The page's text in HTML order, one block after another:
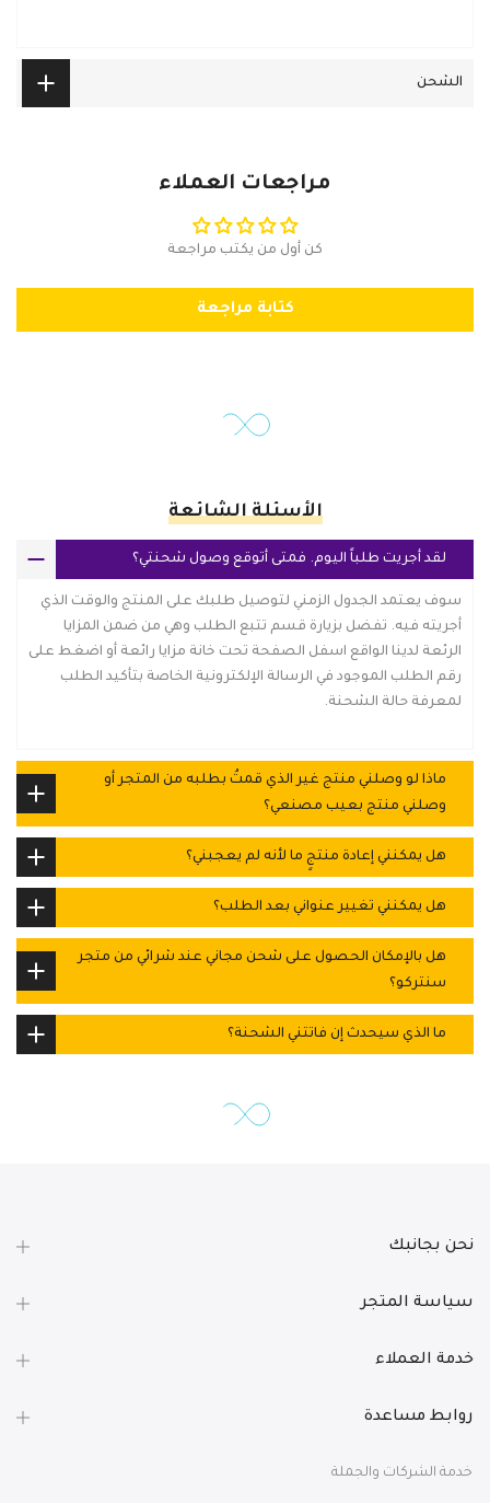
الشحن
مراجعات العملاء
كن أول من يكتب مراجعة
كتابة مراجعة
الأسئلة الشائعة
لقد أجريت طلباً اليوم. فمتى أتوقع وصول شحنتي؟
سوف يعتمد الجدول الزمني لتوصيل طلبك على المنتج والوقت الذي
أجريته فيه. تفضل بزيارة قسم تتبع الطلب وهي من ضمن المزايا
الرئعة لدينا الواقع اسفل الصفحة تحت خانة مزايا رائعة أو اضغط على
رقم الطلب الموجود في الرسالة الإلكترونية الخاصة بتأكيد الطلب
لمعرفة حالة الشحنة.
ماذا لو وصلني منتج غير الذي قمتُ بطلبه من المتجر أو
وصلني منتج بعيب مصنعي؟
هل يمكنني إعادة منتجٍ ما لأنه لم يعجبني؟
هل يمكنني تغيير عنواني بعد الطلب؟
هل بالإمكان الحصول على شحن مجاني عند شرائي من متجر
سنتركو؟
ما الذي سيحدث إن فاتتني الشحنة؟
نحن بجانبك
سياسة المتجر
خدمة العملاء
روابط مساعدة
خدمة الشركات والجملة